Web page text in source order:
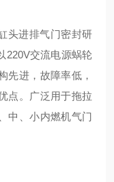
头进排气门密封研
220V交流电源蜗轮
先进，故障率低，
点。广泛用于拖拉
中、小内燃机气门